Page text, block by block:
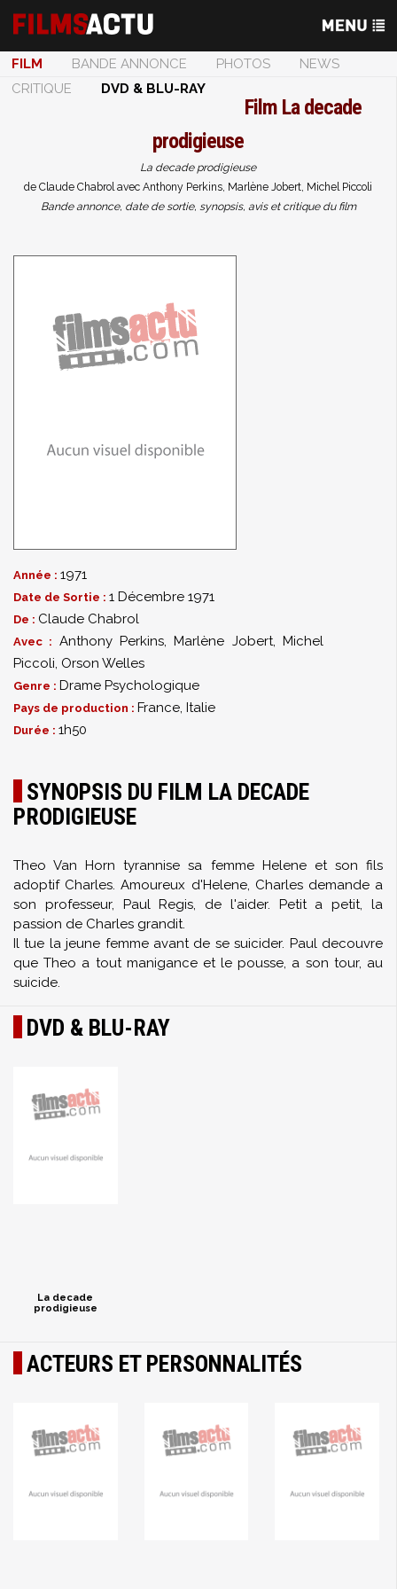
FILM BANDE ANNONCE PHOTOS
NEWS
CRITIQUE
DVD & BLU-RAY
Film La decade
prodigieuse
La decade prodigieuse
de Claude Chabrol avec Anthony Perkins, Marlène Jobert, Michel Piccoli
Bande annonce, date de sortie, synopsis, avis et critique du film
Année : 1971
Date de Sortie : 1 Décembre 1971
De : Claude Chabrol
Avec : Anthony Perkins,Marlène Jobert,Michel
Piccoli, Orson Welles
Genre : Drame Psychologique
Pays de production : France, Italie
Durée : 1h50
SYNOPSIS DU FILM LA DECADE
PRODIGIEUSE
Theo Van Horn tyrannise sa femme Helene et son fils
adoptif Charles. Amoureux d'Helene, Charles demande a
son professeur, Paul Regis, de l'aider. Petit a petit, la
passion de Charles grandit.
Il tue la jeune femme avant de se suicider. Paul decouvre
que Theo a tout manigance et le pousse, a son tour, au
suicide.
DVD & BLU-RAY
La decade
prodigieuse
ACTEURS ET PERSONNALITÉS